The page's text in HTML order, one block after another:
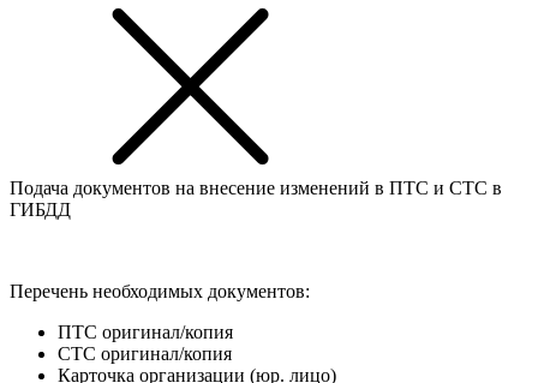
Подача документов на внесение изменений в ПТС и СТС в
ГИБДД
Перечень необходимых документов:
ПТС оригинал/копия
СТС оригинал/копия
Карточка организации (юр. лицо)